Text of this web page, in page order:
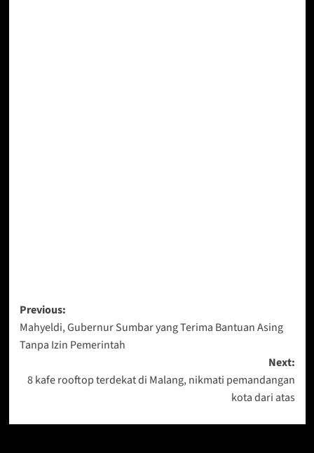
Post
navigation
Previous:
Mahyeldi, Gubernur Sumbar yang Terima Bantuan Asing
Tanpa Izin Pemerintah
Next:
8 kafe rooftop terdekat di Malang, nikmati pemandangan
kota dari atas